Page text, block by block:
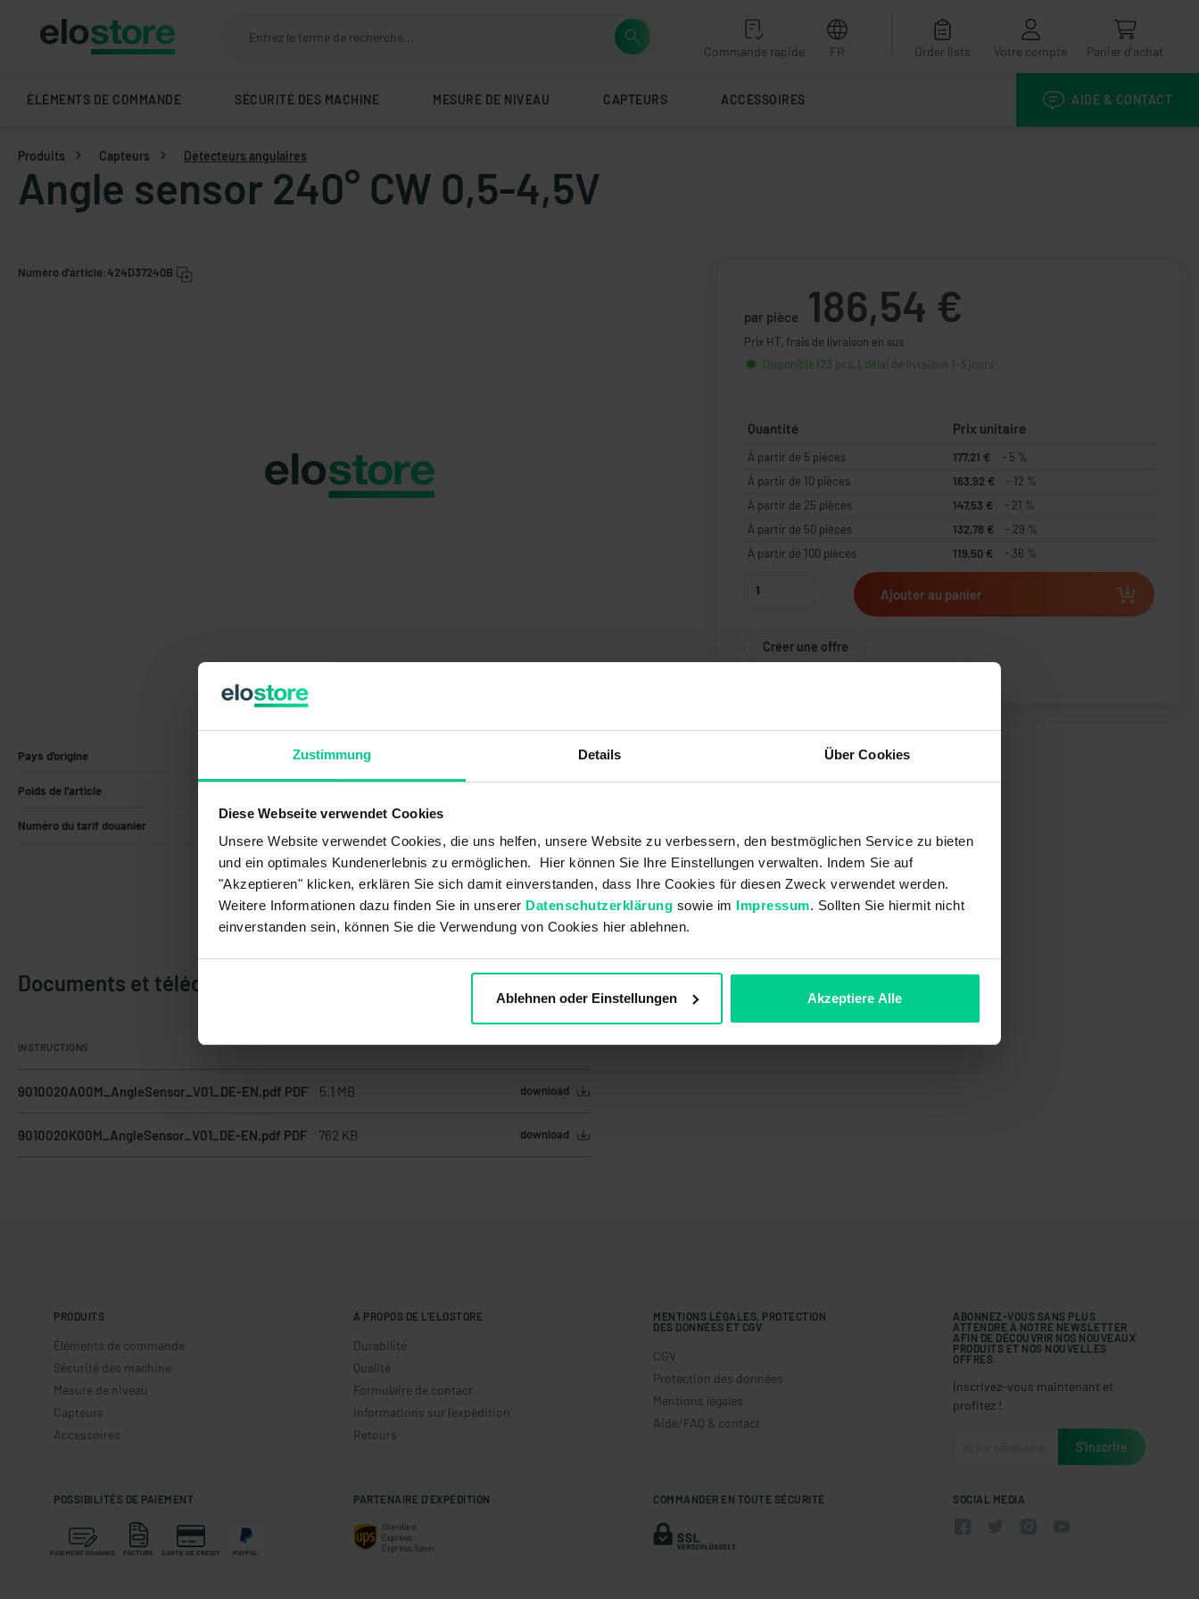
Zustimmung Details Über Cookies
Diese Webseite verwendet Cookies
Unsere Website verwendet Cookies, die uns helfen, unsere Website zu verbessern, den bestmöglichen Service zu bieten
und ein optimales Kundenerlebnis zu ermöglichen. Hier können Sie Ihre Einstellungen verwalten. Indem Sie auf
"Akzeptieren" klicken, erklären Sie sich damit einverstanden, dass Ihre Cookies für diesen Zweck verwendet werden.
Weitere Informationen dazu finden Sie in unserer Datenschutzerklärung sowie im Impressum. Sollten Sie hiermit nicht
einverstanden sein, können Sie die Verwendung von Cookies hier ablehnen.
Ablehnen oder Einstellungen Akzeptiere Alle
Commande rapide FR Order lists Votre compte Panier d'achat
ÉLÉMENTS DE COMMANDE SÉCURITÉ DES MACHINE MESURE DE NIVEAU CAPTEURS ACCESSOIRES AIDE & CONTACT
Produits Capteurs Détecteurs angulaires
Angle sensor 240° CW 0,5-4,5V
Numéro d'article:424D37240B
par pièce 186,54 €
Prix HT, frais de livraison en sus
Disponible (23 pcs.), délai de livraison 1-3 jours
Quantité Prix unitaire
À partir de 5 pièces 177,21 €
- 5 %
À partir de 10 pièces
163,92 €
- 12 %
À partir de 25 pièces
147,53 €
- 21 %
À partir de 50 pièces
132,78 €
- 29 %
À partir de 100 pièces
119,50 € - 36 %
Ajouter au panier
Créer une offre
Pays d'origine Allemagne
Poids de l'article
Numéro du tarif douanier
Documents et téléchargements
INSTRUCTIONS
9010020A00M_AngleSensor_V01_DE-EN.pdf PDF 5.1 MB download
9010020K00M_AngleSensor_V01_DE-EN.pdf PDF 762 KB download
PRODUITS
Éléments de commande
Sécurité des machine
Mesure de niveau
Capteurs
Accessoires
A PROPOS DE L'ELOSTORE
Durabilité
Qualité
Formulaire de contact
Informations sur l'expédition
Retours
MENTIONS LÉGALES, PROTECTION
DES DONNÉES ET CGV
CGV
Protection des données
Mentions légales
Aide/FAQ & contact
ABONNEZ-VOUS SANS PLUS
ATTENDRE À NOTRE NEWSLETTER
AFIN DE DÉCOUVRIR NOS NOUVEAUX
PRODUITS ET NOS NOUVELLES
OFFRES.
Inscrivez-vous maintenant et
profitez !
POSSIBILITÉS DE PAIEMENT
PAIEMENT D'AVANCE FACTURE CARTE DE CRÉDIT PAYPAL
PARTENAIRE D'EXPÉDITION COMMANDER EN TOUTE SÉCURITÉ SOCIAL MEDIA